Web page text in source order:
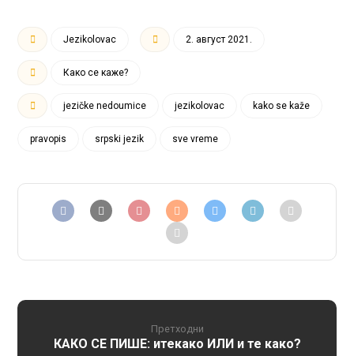
Jezikolovac 2. август 2021.
Како се каже?
jezičke nedoumice jezikolovac kako se kaže
pravopis srpski jezik sve vreme
Претходни
КАКО СЕ ПИШЕ: итекако ИЛИ и те како?